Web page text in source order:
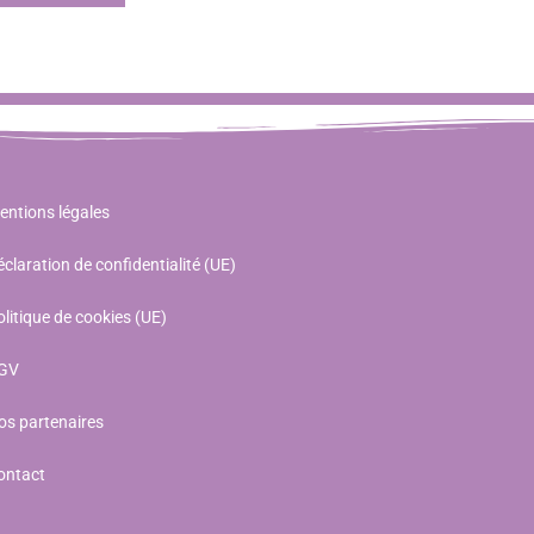
légales
de confidentialité (UE)
de cookies (UE)
partenaires